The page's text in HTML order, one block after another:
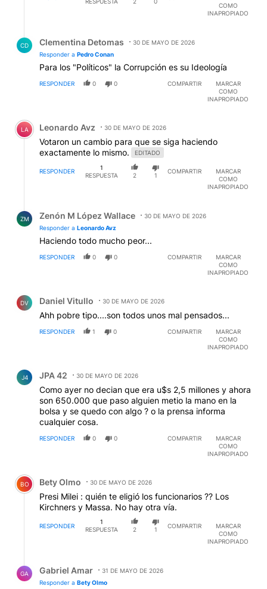
COMO
INAPROPIADO
CD Clementina Detomas
30 DE MAYO DE 2026
Responder a Pedro Conan
Para los "Políticos" la Corrupción es su Ideología
RESPONDER 0 0 COMPARTIR
MARCAR
COMO
INAPROPIADO
Comentario de Leonardo Avz.
LA Leonardo Avz 30 DE MAYO DE 2026
Votaron un cambio para que se siga haciendo
exactamente lo mismo.
EDITADO
RESPONDER
1
RESPUESTA
2 1
COMPARTIR
MARCAR
COMO
INAPROPIADO
ZM Zenón M López Wallace
30 DE MAYO DE 2026
Responder a Leonardo Avz
Haciendo todo mucho peor...
RESPONDER 0 0 COMPARTIR
MARCAR
COMO
INAPROPIADO
DV Daniel Vitullo 30 DE MAYO DE 2026
Ahh pobre tipo....son todos unos mal pensados...
RESPONDER 1 0 COMPARTIR
MARCAR
COMO
INAPROPIADO
J4 JPA 42 30 DE MAYO DE 2026
Como ayer no decian que era u$s 2,5 millones y ahora
son 650.000 que paso alguien metio la mano en la
bolsa y se quedo con algo ? o la prensa informa
cualquier cosa.
RESPONDER 0 0 COMPARTIR
MARCAR
COMO
INAPROPIADO
Comentario de Bety Olmo.
BO Bety Olmo 30 DE MAYO DE 2026
Presi Milei : quién te eligió los funcionarios ?? Los
Kirchners y Massa. No hay otra vía.
RESPONDER
1
RESPUESTA
2 1
COMPARTIR
MARCAR
COMO
INAPROPIADO
GA Gabriel Amar
31 DE MAYO DE 2026
Responder a Bety Olmo